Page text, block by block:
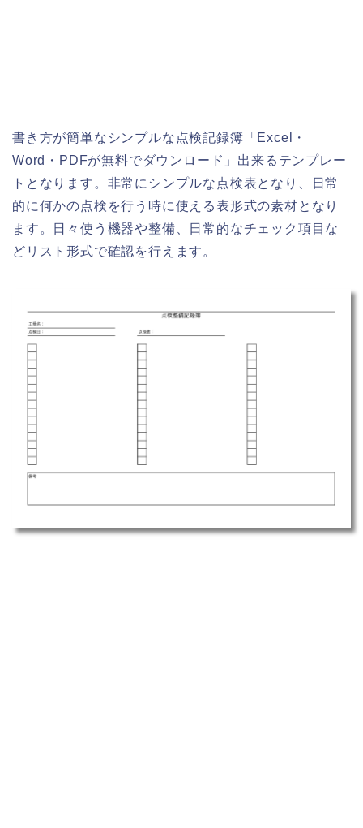
書き方が簡単なシンプルな点検記録簿「Excel・
Word・PDFが無料でダウンロード」出来るテンプレー
トとなります。非常にシンプルな点検表となり、日常
的に何かの点検を行う時に使える表形式の素材となり
ます。日々使う機器や整備、日常的なチェック項目な
どリスト形式で確認を行えます。